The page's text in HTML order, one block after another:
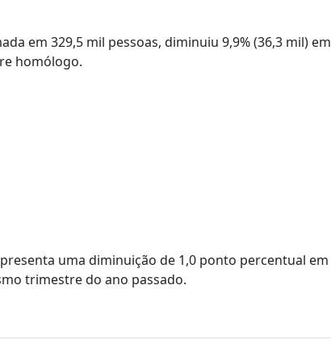
em 329,5 mil pessoas, diminuiu 9,9% (36,3 mil) em
homólogo.
uma diminuição de 1,0 ponto percentual em
trimestre do ano passado.